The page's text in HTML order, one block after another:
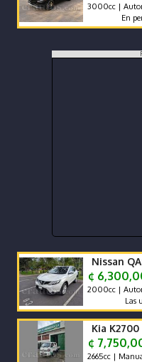
3000cc |
En
Nissan
¢
2000cc |
Las
Kia
¢
2665cc |